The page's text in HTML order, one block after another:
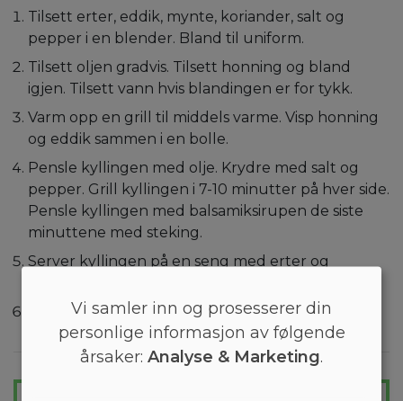
Tilsett erter, eddik, mynte, koriander, salt og
pepper i en blender. Bland til uniform.
Tilsett oljen gradvis. Tilsett honning og bland
igjen. Tilsett vann hvis blandingen er for tykk.
Varm opp en grill til middels varme. Visp honning
og eddik sammen i en bolle.
Pensle kyllingen med olje. Krydre med salt og
pepper. Grill kyllingen i 7-10 minutter på hver side.
Pensle kyllingen med balsamiksirupen de siste
minuttene med steking.
Server kyllingen på en seng med erter og
Drypp myntsausen over kyllingen. Værsågod!
Vi samler inn og prosesserer din
personlige informasjon av følgende
årsaker: Analyse & Marketing.